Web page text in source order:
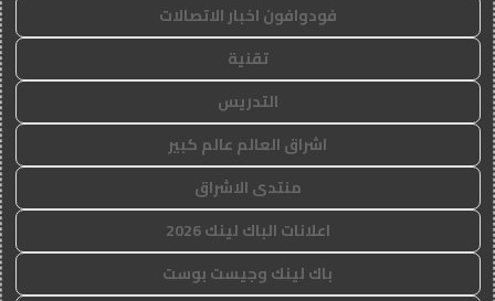
فودوافون اخبار الاتصالات
تقنية
التدريس
اشراق العالم عالم كبير
منتدى الاشراق
اعلانات الباك لينك 2026
باك لينك وجيست بوست